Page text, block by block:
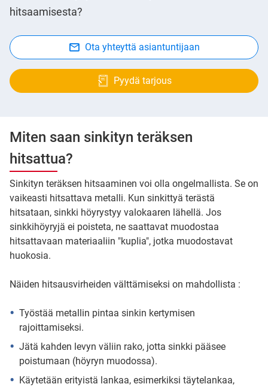
hitsaamisesta?
Ota yhteyttä asiantuntijaan
Pyydä tarjous
Miten saan sinkityn teräksen
hitsattua?
Sinkityn teräksen hitsaaminen voi olla ongelmallista. Se on
vaikeasti hitsattava metalli. Kun sinkittyä terästä
hitsataan, sinkki höyrystyy valokaaren lähellä. Jos
sinkkihöyryjä ei poisteta, ne saattavat muodostaa
hitsattavaan materiaaliin "kuplia", jotka muodostavat
huokosia.
Näiden hitsausvirheiden välttämiseksi on mahdollista :
Työstää metallin pintaa sinkin kertymisen
rajoittamiseksi.
Jätä kahden levyn väliin rako, jotta sinkki pääsee
poistumaan (höyryn muodossa).
Käytetään erityistä lankaa, esimerkiksi täytelankaa,